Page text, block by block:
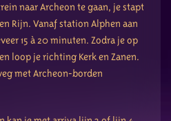
naar Archeon te gaan, je stapt
Rijn. Vanaf station Alphen aan
15 à 20 minuten. Zodra je op
loop je richting Kerk en Zanen.
met Archeon-borden